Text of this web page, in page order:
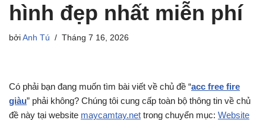
hình đẹp nhất miễn phí
bởi Anh Tú Tháng 7 16, 2026
Có phải bạn đang muốn tìm bài viết về chủ đề “acc free fire
giàu” phải không? Chúng tôi cung cấp toàn bộ thông tin về chủ
đề này tại website maycamtay.net trong chuyển mục: Website